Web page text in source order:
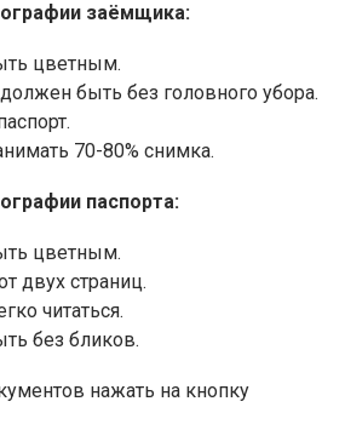
заёмщика:
цветным.
быть без головного убора.
70-80% снимка.
паспорта:
цветным.
двух страниц.
читаться.
без бликов.
нажать на кнопку